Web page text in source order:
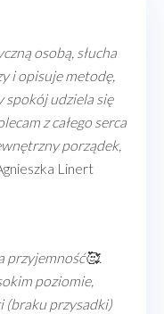
osobą, słucha
i opisuje metodę,
spokój udziela się
z całego serca
porządek,
Linert
przyjemność🥰.
poziomie,
(braku przysadki)